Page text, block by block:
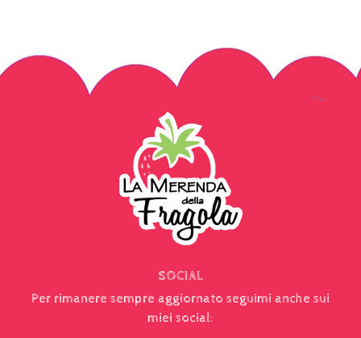
SOCIAL
Per rimanere sempre aggiornato seguimi anche sui
miei social: